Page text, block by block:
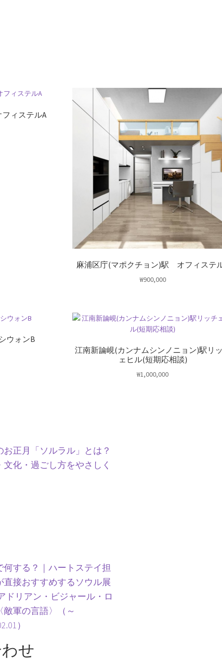
ィステルA
麻浦区庁(マポクチョン)駅 オフィステ
₩900,000
ウォンB
江南新論峴(カンナムシンノニョン)駅リ
ェヒル(短期応相談)
₩1,000,000
お正月「ソルラル」とは？
文化・過ごし方をやさしく
何する？｜ハートステイ担
直接おすすめするソウル展
ドリアン・ビジャール・ロ
敵軍の言語〉（～
）
せ